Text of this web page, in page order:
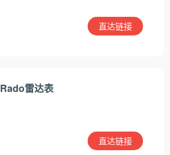
直达链接
Rado雷达表
直达链接